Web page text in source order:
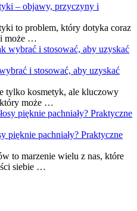
– objawy, przyczyny i
to problem, który dotyka coraz
i może …
i stosować, aby uzyskać
tylko kosmetyk, ale kluczowy
który może …
pięknie pachniały? Praktyczne
to marzenie wielu z nas, które
siebie …